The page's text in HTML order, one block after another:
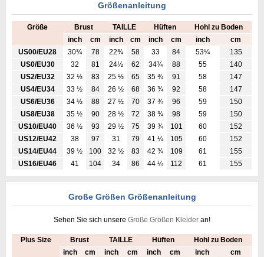
Größenanleitung
Größe Brust TAILLE Hüften
Hohl zu Boden
inch
cm inch cm inch cm inch
cm
US00/EU28
30¾ 78 22¾ 58 33 84 53¼
135
US0/EU30
32 81 24½ 62 34¾ 88 55
140
US2/EU32
32 ½ 83 25 ½ 65 35 ¾ 91 58
147
US4/EU34
33 ½ 84 26 ½ 68 36 ¾ 92 58
147
US6/EU36
34 ½ 88 27 ½ 70 37 ¾ 96 59
150
US8/EU38
35 ½ 90 28 ½ 72 38 ¾ 98 59
150
US10/EU40
36 ½ 93 29 ½ 75 39 ¾ 101 60
152
US12/EU42
38 97 31 79 41 ¼ 105 60
152
US14/EU44
39 ½ 100 32 ½ 83 42 ¾ 109 61
155
US16/EU46
41 104 34 86 44 ¼ 112 61 155
Große Größen Größenanleitung
Sehen Sie sich unsere Große Größen Kleider an!
Plus Size Brust TAILLE Hüften
Hohl zu Boden
inch
cm inch cm inch cm inch
cm